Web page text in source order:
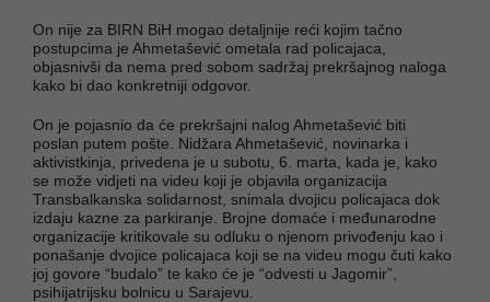
On nije za BIRN BiH mogao detaljnije reći kojim tačno
postupcima je Ahmetašević ometala rad policajaca,
objasnivši da nema pred sobom sadržaj prekršajnog naloga
kako bi dao konkretniji odgovor.
On je pojasnio da će prekršajni nalog Ahmetašević biti
poslan putem pošte. Nidžara Ahmetašević, novinarka i
aktivistkinja, privedena je u subotu, 6. marta, kada je, kako
se može vidjeti na videu koji je objavila organizacija
Transbalkanska solidarnost, snimala dvojicu policajaca dok
izdaju kazne za parkiranje. Brojne domaće i međunarodne
organizacije kritikovale su odluku o njenom privođenju kao i
ponašanje dvojice policajaca koji se na videu mogu čuti kako
joj govore “budalo” te kako će je “odvesti u Jagomir”,
psihijatrijsku bolnicu u Sarajevu.